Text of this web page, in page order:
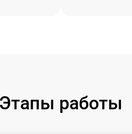
Этапы работы